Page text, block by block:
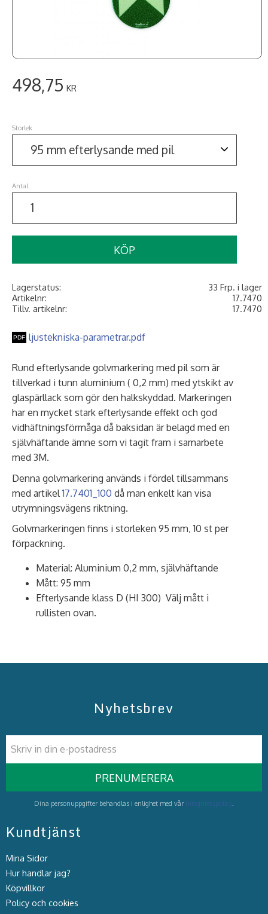
498,75 KR
Storlek
Antal
KÖP
Lagerstatus
33 Frp. i lager
Artikelnr
17.7470
Tillv. artikelnr
17.7470
ljustekniska-parametrar.pdf
Rund efterlysande golvmarkering med pil som är
tillverkad i tunn aluminium ( 0,2 mm) med ytskikt av
glaspärllack som gör den halkskyddad. Markeringen
har en mycket stark efterlysande effekt och god
vidhäftningsförmåga då baksidan är belagd med en
självhäftande ämne som vi tagit fram i samarbete
med 3M.
Denna golvmarkering används i fördel tillsammans
med artikel17.7401_100 då man enkelt kan visa
utrymningsvägens riktning.
Golvmarkeringen finns i storleken 95 mm, 10 st per
förpackning.
Material: Aluminium 0,2 mm, självhäftande
Mått: 95 mm
Efterlysande klass D (HI 300) Välj mått i
rullisten ovan.
Nyhetsbrev
PRENUMERERA
Dina personuppgifter behandlas i enlighet med vår integritetspolicy.
Kundtjänst
Mina Sidor
Hur handlar jag?
Köpvillkor
Policy och cookies